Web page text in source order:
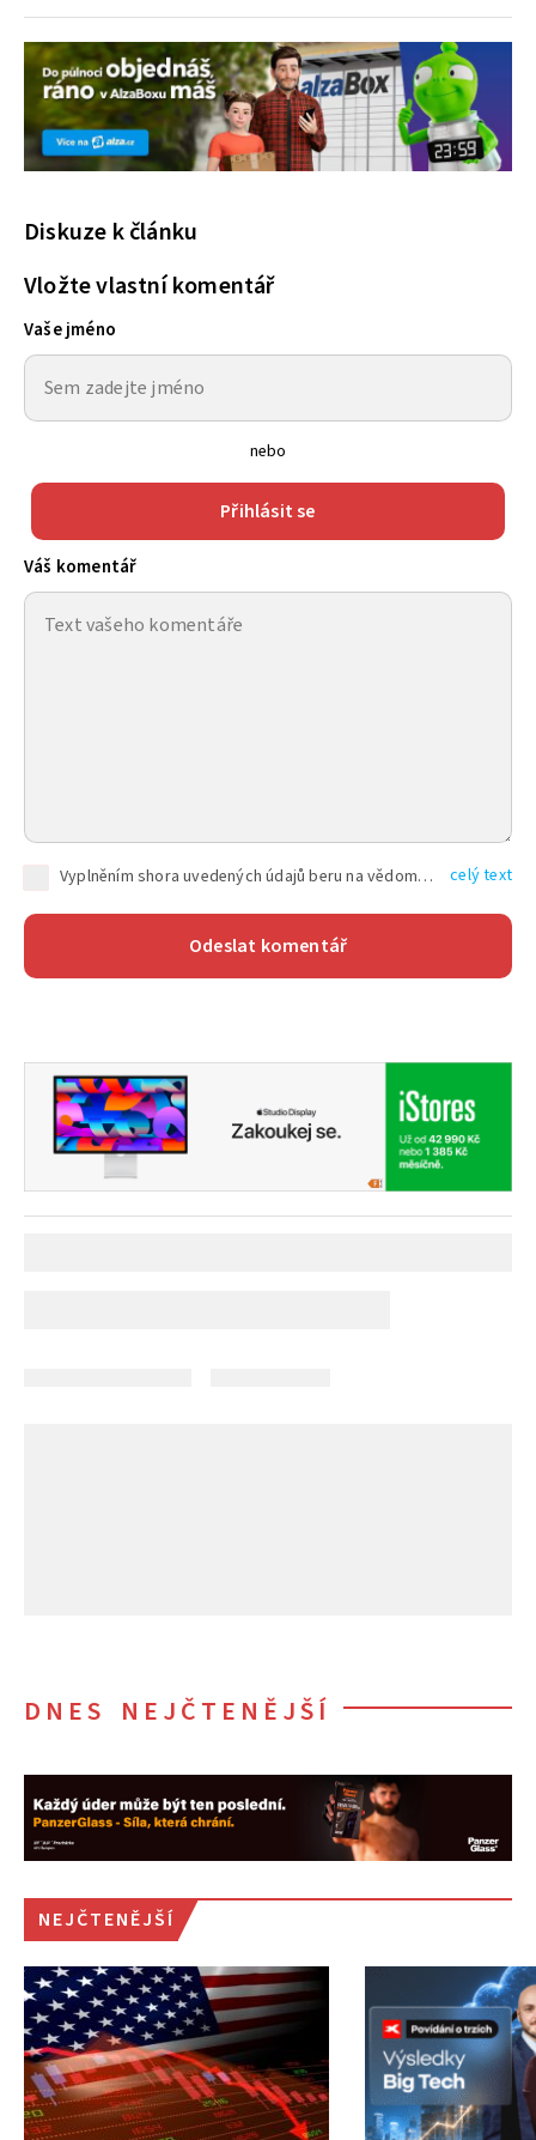
Diskuze k článku
Vložte vlastní komentář
Vaše jméno
nebo
Přihlásit se
Váš komentář
Vyplněním shora uvedených údajů beru na vědomí, že společnost TEXT FACTORY s.r.o., sídlem Brno, Durďákova 336/29, Černá Pole, PSČ: 613 00, IČ: 06157831, zapsané u Krajského soudu v Brně, oddíl C, vložka 100399, bude zpracovávat mé osobní údaje uvedené v rámci mnou vyplněného registračního formuláře na základě oprávněných zájmů TEXT FACTORY s.r.o. dle čl. 6 odst. 1 písm. f) GDPR a pro splnění právních povinností (čl. 6 odst. 1 písm. c) GDPR), a to pro tyto účely: nezbytnost zajistit oprávnění návštěvníka webových stránek provozovaných společností TEXT FACTORY s.r.o. přispívat aktivně ke zveřejněným článkům nebo v rámci diskusních fór a výkon práv TEXT FACTORY s.r.o. jako administrátora těchto diskusních fór. Více informací o zpracování osobních údajů a právech lze nalézt v celý text
DNES NEJČTENĚJŠÍ
NEJČTENĚJŠÍ